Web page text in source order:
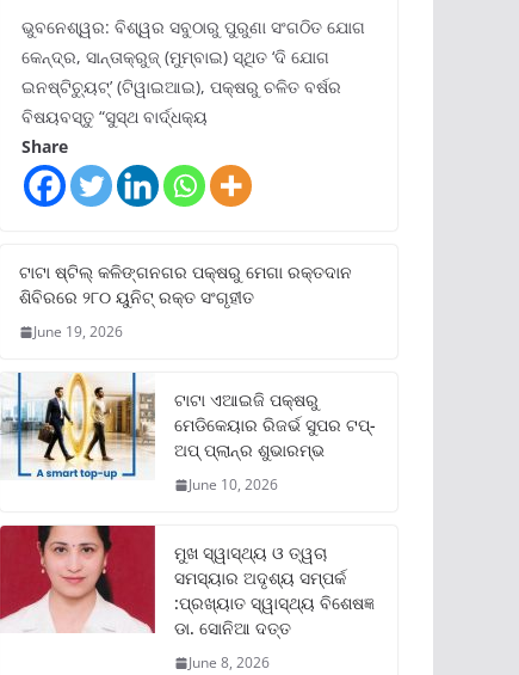
ଭୁବନେଶ୍ୱର: ବିଶ୍ୱର ସବୁଠାରୁ ପୁରୁଣା ସଂଗଠିତ ଯୋଗ
କେନ୍ଦ୍ର, ସାନ୍ତାକ୍ରୁଜ୍ (ମୁମ୍ବାଇ) ସ୍ଥିତ ‘ଦି ଯୋଗ
ଇନଷ୍ଟିଚ୍ୟୁଟ୍‌’ (ଟିୱାଇଆଇ), ପକ୍ଷରୁ ଚଳିତ ବର୍ଷର
ବିଷୟବସ୍ତୁ “ସୁସ୍ଥ ବାର୍ଦ୍ଧକ୍ୟ
Share
ଟାଟା ଷ୍ଟିଲ୍‌ କଳିଙ୍ଗନଗର ପକ୍ଷରୁ ମେଗା ରକ୍ତଦାନ
ଶିବିରରେ ୨୮୦ ୟୁନିଟ୍‌ ରକ୍ତ ସଂଗୃହୀତ
June 19, 2026
ଟାଟା ଏଆଇଜି ପକ୍ଷରୁ
ମେଡିକେୟାର ରିଜର୍ଭ ସୁପର ଟପ୍‌-
ଅପ୍ ପ୍ଲାନ୍‌ର ଶୁଭାରମ୍ଭ
June 10, 2026
ମୁଖ ସ୍ୱାସ୍ଥ୍ୟ ଓ ତ୍ୱଚା
ସମସ୍ୟାର ଅଦୃଶ୍ୟ ସମ୍ପର୍କ
:ପ୍ରଖ୍ୟାତ ସ୍ୱାସ୍ଥ୍ୟ ବିଶେଷଜ୍ଞ
ଡା. ସୋନିଆ ଦତ୍ତ
June 8, 2026